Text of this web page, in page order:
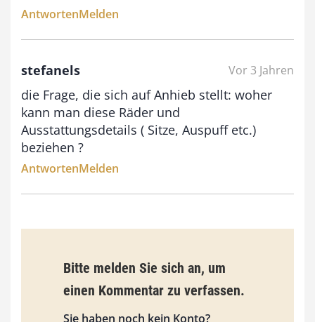
9
3
€
AntwortenMelden
stefanels Vor 3 Jahren
die Frage, die sich auf Anhieb stellt: woher
kann man diese Räder und
Ausstattungsdetails ( Sitze, Auspuff etc.)
beziehen ?
AntwortenMelden
Bitte melden Sie sich an, um
einen Kommentar zu verfassen.
Sie haben noch kein Konto?